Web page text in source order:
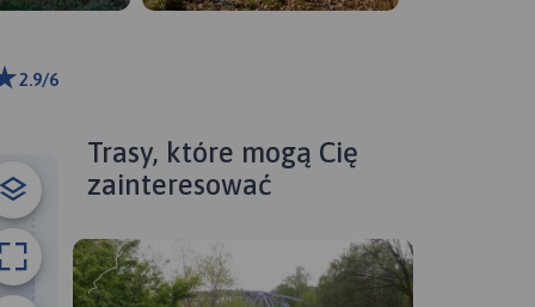
2.9/6
Trasy, które mogą Cię
zainteresować